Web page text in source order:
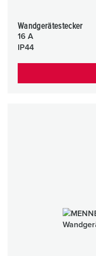
Wandgerätestecker
16 A
IP44